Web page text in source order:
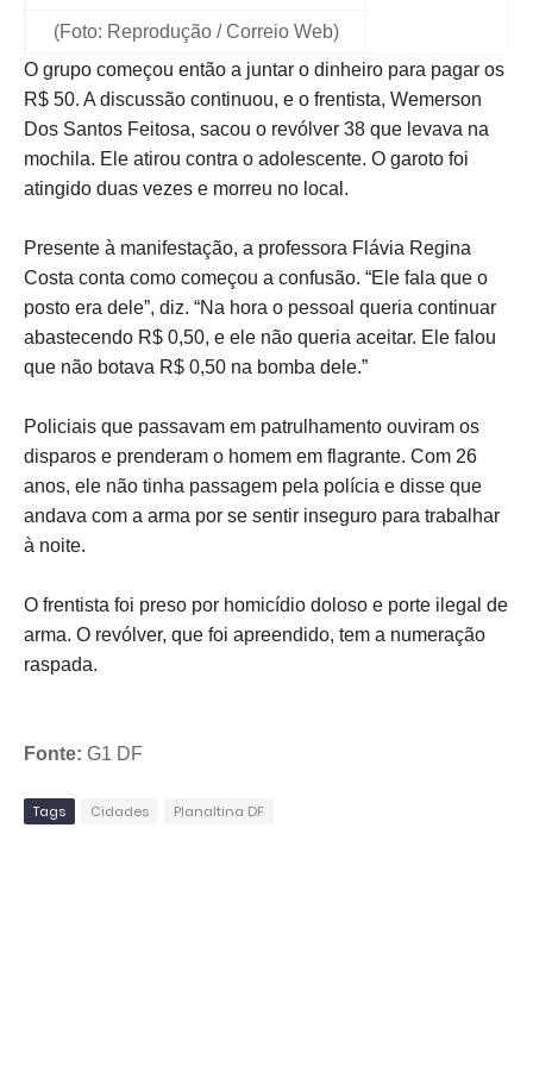
(Foto: Reprodução / Correio Web)
O grupo começou então a juntar o dinheiro para pagar os
R$ 50. A discussão continuou, e o frentista, Wemerson
Dos Santos Feitosa, sacou o revólver 38 que levava na
mochila. Ele atirou contra o adolescente. O garoto foi
atingido duas vezes e morreu no local.
Presente à manifestação, a professora Flávia Regina
Costa conta como começou a confusão. “Ele fala que o
posto era dele”, diz. “Na hora o pessoal queria continuar
abastecendo R$ 0,50, e ele não queria aceitar. Ele falou
que não botava R$ 0,50 na bomba dele.”
Policiais que passavam em patrulhamento ouviram os
disparos e prenderam o homem em flagrante. Com 26
anos, ele não tinha passagem pela polícia e disse que
andava com a arma por se sentir inseguro para trabalhar
à noite.
O frentista foi preso por homicídio doloso e porte ilegal de
arma. O revólver, que foi apreendido, tem a numeração
raspada.
Fonte: G1 DF
Tags Cidades Planaltina DF